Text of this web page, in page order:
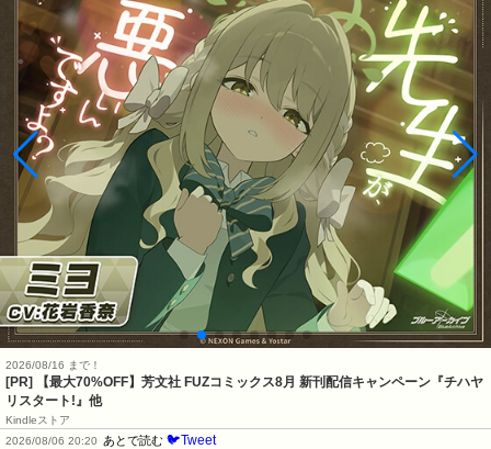
2026/08/16 まで！
[PR] 【最大70%OFF】芳文社 FUZコミックス8月 新刊配信キャンペーン『チハヤ
リスタート!』他
Kindleストア
2026/08/06 20:20
あとで読む 🐦Tweet